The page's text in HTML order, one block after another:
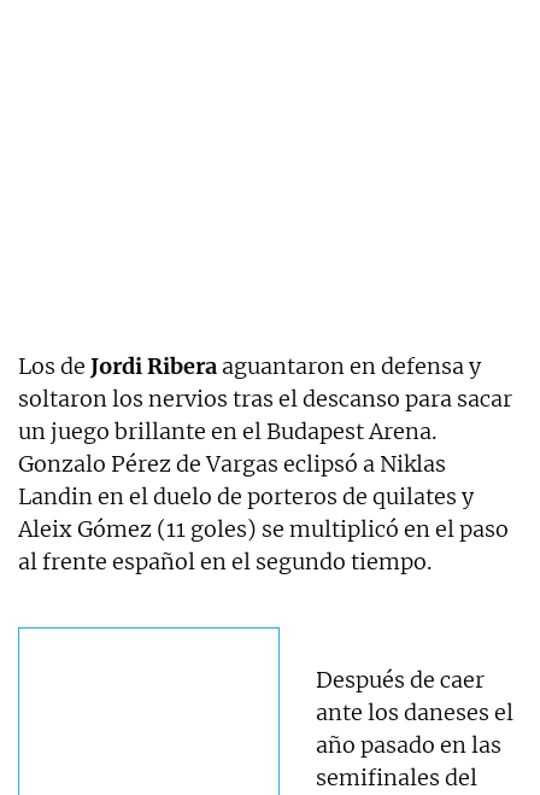
Los de Jordi Ribera aguantaron en defensa y
soltaron los nervios tras el descanso para sacar
un juego brillante en el Budapest Arena.
Gonzalo Pérez de Vargas eclipsó a Niklas
Landin en el duelo de porteros de quilates y
Aleix Gómez (11 goles) se multiplicó en el paso
al frente español en el segundo tiempo.
Después de caer
ante los daneses el
año pasado en las
semifinales del